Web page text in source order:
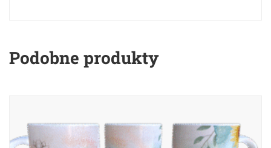
Podobne produkty